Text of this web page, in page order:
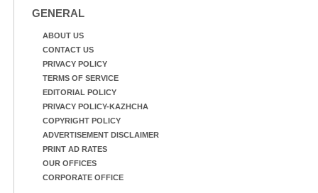
GENERAL
ABOUT US
CONTACT US
PRIVACY POLICY
TERMS OF SERVICE
EDITORIAL POLICY
PRIVACY POLICY-KAZHCHA
COPYRIGHT POLICY
ADVERTISEMENT DISCLAIMER
PRINT AD RATES
OUR OFFICES
CORPORATE OFFICE